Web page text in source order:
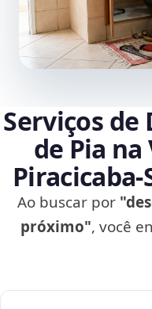
Serviços
de Pia na
Ao buscar por
próximo", você